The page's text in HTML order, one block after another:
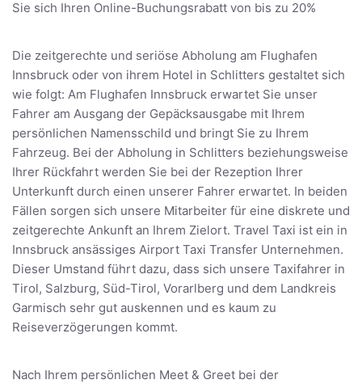
Sie sich Ihren Online-Buchungsrabatt von bis zu 20%
Die zeitgerechte und seriöse Abholung am Flughafen
Innsbruck oder von ihrem Hotel in Schlitters gestaltet sich
wie folgt: Am Flughafen Innsbruck erwartet Sie unser
Fahrer am Ausgang der Gepäcksausgabe mit Ihrem
persönlichen Namensschild und bringt Sie zu Ihrem
Fahrzeug. Bei der Abholung in Schlitters beziehungsweise
Ihrer Rückfahrt werden Sie bei der Rezeption Ihrer
Unterkunft durch einen unserer Fahrer erwartet. In beiden
Fällen sorgen sich unsere Mitarbeiter für eine diskrete und
zeitgerechte Ankunft an Ihrem Zielort. Travel Taxi ist ein in
Innsbruck ansässiges Airport Taxi Transfer Unternehmen.
Dieser Umstand führt dazu, dass sich unsere Taxifahrer in
Tirol, Salzburg, Süd-Tirol, Vorarlberg und dem Landkreis
Garmisch sehr gut auskennen und es kaum zu
Reiseverzögerungen kommt.
Nach Ihrem persönlichen Meet & Greet bei der